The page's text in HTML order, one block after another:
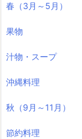
春（3月～5月）
果物
汁物・スープ
沖縄料理
秋（9月～11月）
節約料理